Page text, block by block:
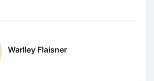
Warlley Flaisner